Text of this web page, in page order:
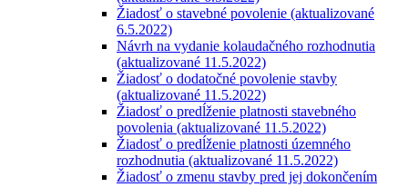
Žiadosť o stavebné povolenie (aktualizované
6.5.2022)
Návrh na vydanie kolaudačného rozhodnutia
(aktualizované 11.5.2022)
Žiadosť o dodatočné povolenie stavby
(aktualizované 11.5.2022)
Žiadosť o predĺženie platnosti stavebného
povolenia (aktualizované 11.5.2022)
Žiadosť o predĺženie platnosti územného
rozhodnutia (aktualizované 11.5.2022)
Žiadosť o zmenu stavby pred jej dokončením